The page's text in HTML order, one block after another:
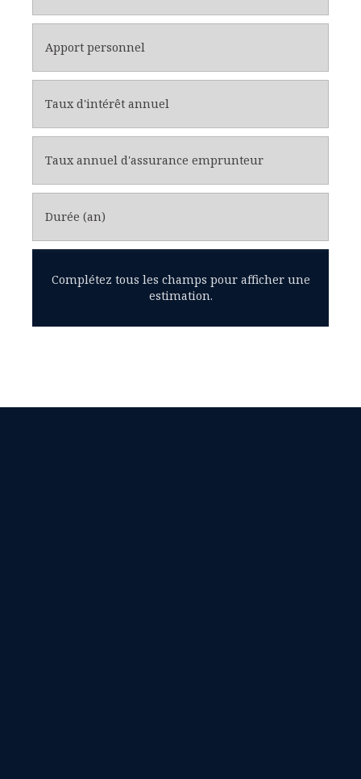
Apport personnel
Taux d'intérêt annuel
Taux annuel d'assurance emprunteur
Durée (an)
Complétez tous les champs pour afficher une
estimation.